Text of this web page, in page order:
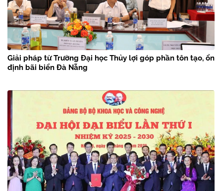
Giải pháp từ Trường Đại học Thủy lợi góp phần tôn tạo, ổn
định bãi biển Đà Nẵng